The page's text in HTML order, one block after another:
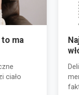
to ma
ciało